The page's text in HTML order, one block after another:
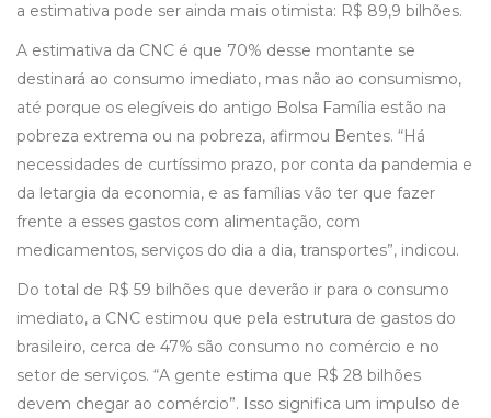
a estimativa pode ser ainda mais otimista: R$ 89,9 bilhões.
A estimativa da CNC é que 70% desse montante se
destinará ao consumo imediato, mas não ao consumismo,
até porque os elegíveis do antigo Bolsa Família estão na
pobreza extrema ou na pobreza, afirmou Bentes. “Há
necessidades de curtíssimo prazo, por conta da pandemia e
da letargia da economia, e as famílias vão ter que fazer
frente a esses gastos com alimentação, com
medicamentos, serviços do dia a dia, transportes”, indicou.
Do total de R$ 59 bilhões que deverão ir para o consumo
imediato, a CNC estimou que pela estrutura de gastos do
brasileiro, cerca de 47% são consumo no comércio e no
setor de serviços. “A gente estima que R$ 28 bilhões
devem chegar ao comércio”. Isso significa um impulso de